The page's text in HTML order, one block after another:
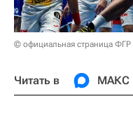
© официальная страница ФГР
Читать в МАКС